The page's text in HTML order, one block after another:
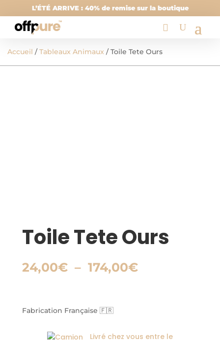
L’ÉTÉ ARRIVE : 40% de remise sur la boutique
Accueil /Tableaux Animaux / Toile Tete Ours
Toile Tete Ours
24,00€ – 174,00€Plage
Fabrication Française 🇫🇷
Livré chez vous entre le